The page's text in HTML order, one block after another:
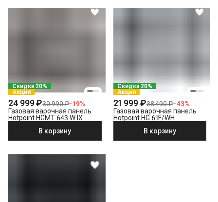
Скидка 20%
Акция
24 999 ₽30 990 ₽−19%
Газовая варочная панель
Hotpoint HGMT 643 W IX
В корзину
Скидка 20%
Акция
21 999 ₽38 490 ₽−43%
Газовая варочная панель
Hotpoint HG 61F/WH
В корзину